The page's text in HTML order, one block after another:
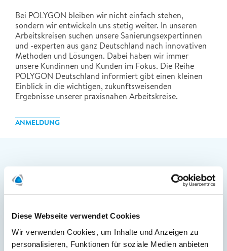
Diese Webseite verwendet Cookies
Wir verwenden Cookies, um Inhalte und Anzeigen zu
personalisieren, Funktionen für soziale Medien anbieten
Bei POLYGON bleiben wir nicht einfach stehen,
sondern wir entwickeln uns stetig weiter. In unseren
Arbeitskreisen suchen unsere Sanierungsexpertinnen
und -experten aus ganz Deutschland nach innovativen
Methoden und Lösungen. Dabei haben wir immer
unsere Kundinnen und Kunden im Fokus. Die Reihe
POLYGON Deutschland informiert gibt einen kleinen
Einblick in die wichtigen, zukunftsweisenden
Ergebnisse unserer praxisnahen Arbeitskreise.
ANMELDUNG